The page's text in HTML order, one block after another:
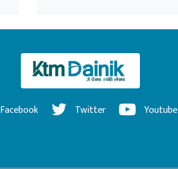
Facebook Twitter Youtube